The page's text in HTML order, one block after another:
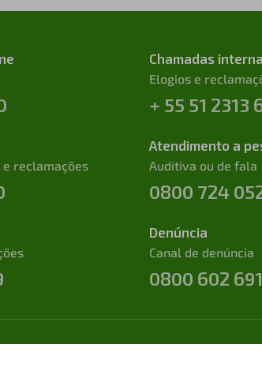
Chamadas
Elogios e
+ 55 51 2313
reclamações
Atendimento a
Auditiva ou de fala
0800 724
Denúncia
Canal de denúncia
0800 602